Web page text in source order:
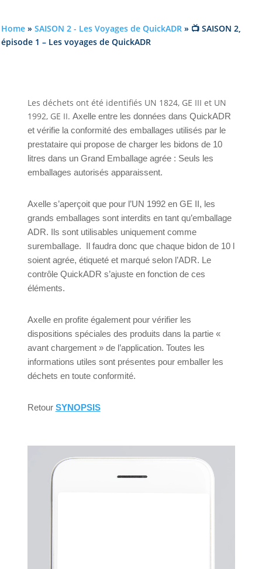
Home »SAISON 2 - Les Voyages de QuickADR » 📺 SAISON 2,
épisode 1 – Les voyages de QuickADR
Les déchets ont été identifiés UN 1824, GE III et UN
1992, GE II. Axelle entre les données dans QuickADR
et vérifie la conformité des emballages utilisés par le
prestataire qui propose de charger les bidons de 10
litres dans un Grand Emballage agrée : Seuls les
emballages autorisés apparaissent.
Axelle s’aperçoit que pour l’UN 1992 en GE II, les
grands emballages sont interdits en tant qu’emballage
ADR. Ils sont utilisables uniquement comme
suremballage. Il faudra donc que chaque bidon de 10 l
soient agrée, étiqueté et marqué selon l’ADR. Le
contrôle QuickADR s’ajuste en fonction de ces
éléments.
Axelle en profite également pour vérifier les
dispositions spéciales des produits dans la partie «
avant chargement » de l’application. Toutes les
informations utiles sont présentes pour emballer les
déchets en toute conformité.
Retour SYNOPSIS